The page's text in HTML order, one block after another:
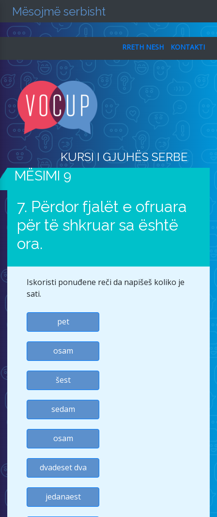
Mësojmë serbisht
RRETH NESH KONTAKTI
KURSI I GJUHËS SERBE
MËSIMI 9
7. Përdor fjalët e ofruara
për të shkruar sa është
ora.
Iskoristi ponuđene reči da napišeš koliko je
sati.
pet
osam
šest
sedam
osam
dvadeset dva
jedanaest